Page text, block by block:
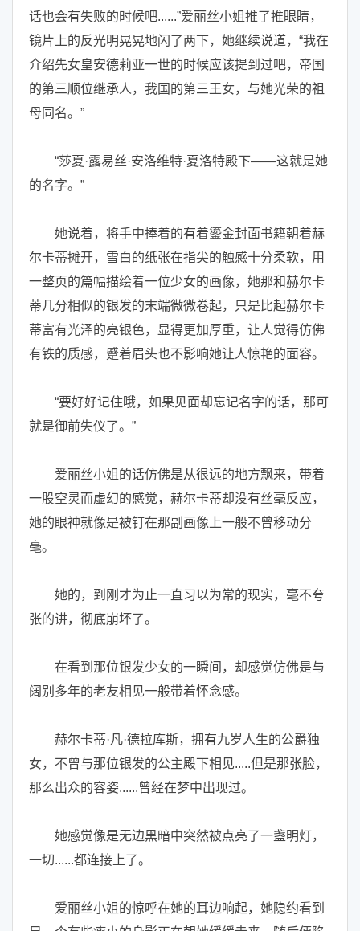
话也会有失败的时候吧......”爱丽丝小姐推了推眼睛，
镜片上的反光明晃晃地闪了两下，她继续说道，“我在
介绍先女皇安德莉亚一世的时候应该提到过吧，帝国
的第三顺位继承人，我国的第三王女，与她光荣的祖
母同名。”
“莎夏·露易丝·安洛维特·夏洛特殿下——这就是她
的名字。”
她说着，将手中捧着的有着鎏金封面书籍朝着赫
尔卡蒂摊开，雪白的纸张在指尖的触感十分柔软，用
一整页的篇幅描绘着一位少女的画像，她那和赫尔卡
蒂几分相似的银发的末端微微卷起，只是比起赫尔卡
蒂富有光泽的亮银色，显得更加厚重，让人觉得仿佛
有铁的质感，蹙着眉头也不影响她让人惊艳的面容。
“要好好记住哦，如果见面却忘记名字的话，那可
就是御前失仪了。”
爱丽丝小姐的话仿佛是从很远的地方飘来，带着
一股空灵而虚幻的感觉，赫尔卡蒂却没有丝毫反应，
她的眼神就像是被钉在那副画像上一般不曾移动分
毫。
她的，到刚才为止一直习以为常的现实，毫不夸
张的讲，彻底崩坏了。
在看到那位银发少女的一瞬间，却感觉仿佛是与
阔别多年的老友相见一般带着怀念感。
赫尔卡蒂·凡·德拉库斯，拥有九岁人生的公爵独
女，不曾与那位银发的公主殿下相见.....但是那张脸，
那么出众的容姿......曾经在梦中出现过。
她感觉像是无边黑暗中突然被点亮了一盏明灯，
一切......都连接上了。
爱丽丝小姐的惊呼在她的耳边响起，她隐约看到